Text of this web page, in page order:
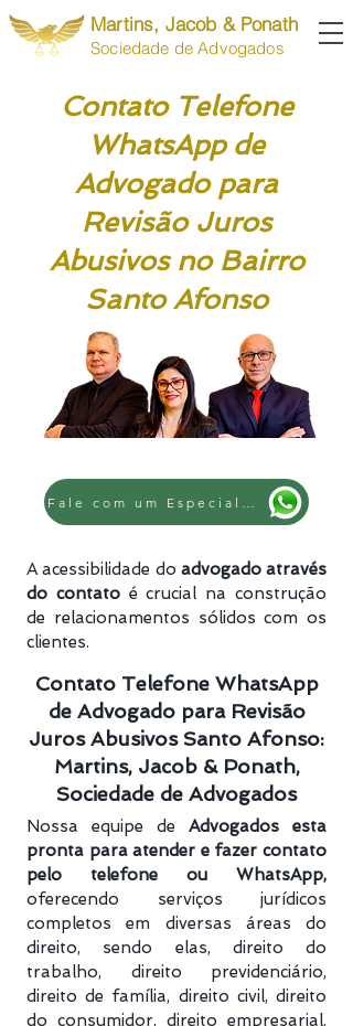
Martins, Jacob & Ponath
Sociedade de Advogados
Contato Telefone
WhatsApp de
Advogado para
Revisão Juros
Abusivos no Bairro
Santo Afonso
A acessibilidade do advogado através
do contato é crucial na construção
de relacionamentos sólidos com os
clientes.
Contato Telefone WhatsApp
de Advogado para Revisão
Juros Abusivos Santo Afonso:
Martins, Jacob & Ponath,
Sociedade de Advogados
Nossa equipe de Advogados esta
pronta para atender e fazer contato
pelo telefone ou WhatsApp,
oferecendo serviços jurídicos
completos em diversas áreas do
direito, sendo elas, direito do
trabalho, direito previdenciário​,
direito de família, direito civil, direito
do consumidor, direito empresarial,